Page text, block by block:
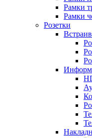
Рамки
Рамки
Розетки